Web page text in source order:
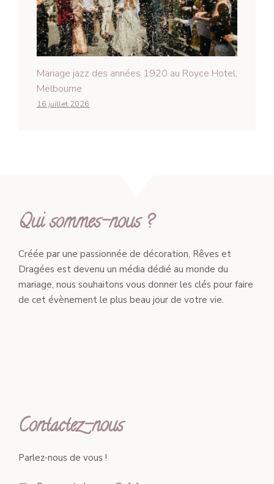
Mariage jazz des années 1920 au Royce Hotel,
Melbourne
16 juillet 2026
Qui sommes-nous ?
Créée par une passionnée de décoration, Rêves et
Dragées est devenu un média dédié au monde du
mariage, nous souhaitons vous donner les clés pour faire
de cet évènement le plus beau jour de votre vie.
Contactez-nous
Parlez-nous de vous !